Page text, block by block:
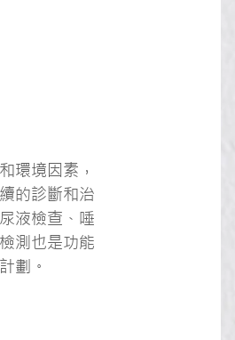
環境因素，
的診斷和治
液檢查、唾
測也是功能
劃。